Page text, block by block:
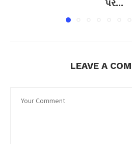
પર...
LEAVE A